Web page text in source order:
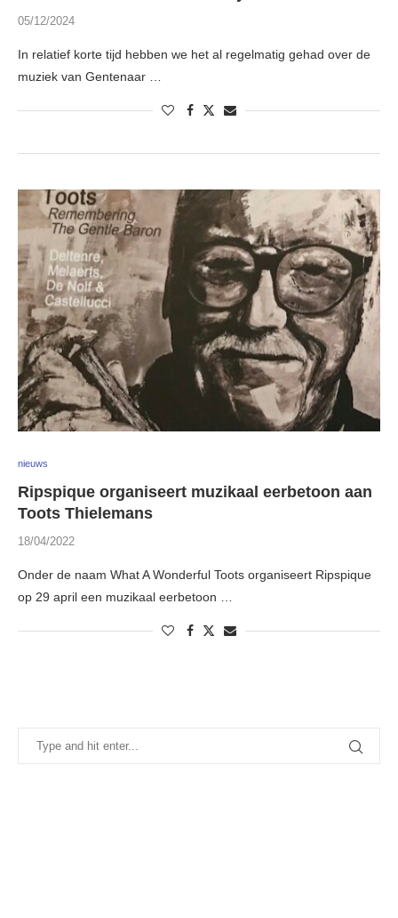
05/12/2024
In relatief korte tijd hebben we het al regelmatig gehad over de
muziek van Gentenaar …
nieuws
Ripspique organiseert muzikaal eerbetoon aan
Toots Thielemans
18/04/2022
Onder de naam What A Wonderful Toots organiseert Ripspique
op 29 april een muzikaal eerbetoon …